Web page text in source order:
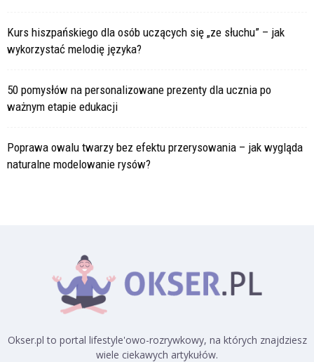
Kurs hiszpańskiego dla osób uczących się „ze słuchu” – jak
wykorzystać melodię języka?
50 pomysłów na personalizowane prezenty dla ucznia po
ważnym etapie edukacji
Poprawa owalu twarzy bez efektu przerysowania – jak wygląda
naturalne modelowanie rysów?
Okser.pl to portal lifestyle'owo-rozrywkowy, na których znajdziesz
wiele ciekawych artykułów.